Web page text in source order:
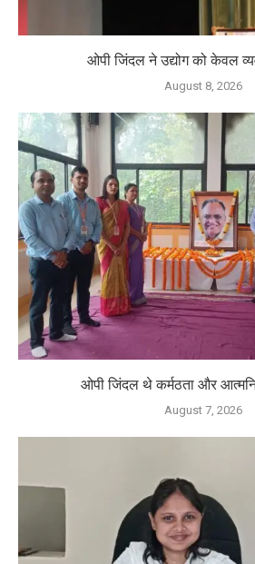
ओपी जिंदल ने उद्योग को केवल
August 8, 2026
ओपी जिंदल थे कर्मठता और
August 7, 2026